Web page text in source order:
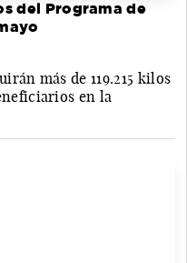
del Programa de
más de 119.215 kilos
en la